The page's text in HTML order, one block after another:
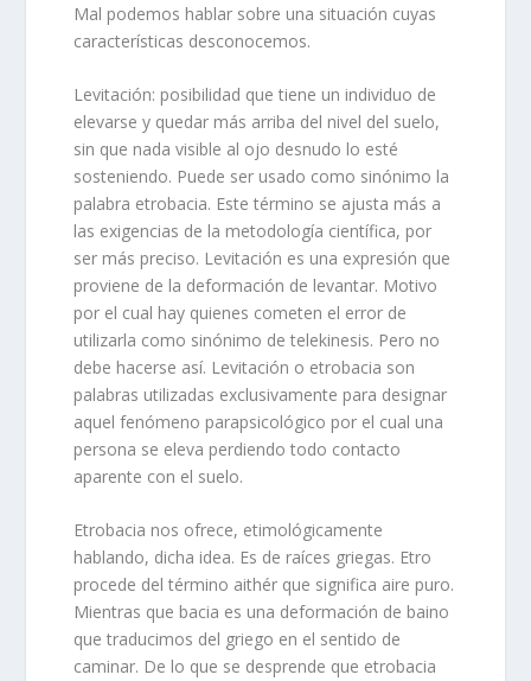
Mal podemos hablar sobre una situación cuyas
características desconocemos.
Levitación: posibilidad que tiene un individuo de
elevarse y quedar más arriba del nivel del suelo,
sin que nada visible al ojo desnudo lo esté
sosteniendo. Puede ser usado como sinónimo la
palabra etrobacia. Este término se ajusta más a
las exigencias de la metodología científica, por
ser más preciso. Levitación es una expresión que
proviene de la deformación de levantar. Motivo
por el cual hay quienes cometen el error de
utilizarla como sinónimo de telekinesis. Pero no
debe hacerse así. Levitación o etrobacia son
palabras utilizadas exclusivamente para designar
aquel fenómeno parapsicológico por el cual una
persona se eleva perdiendo todo contacto
aparente con el suelo.
Etrobacia nos ofrece, etimológicamente
hablando, dicha idea. Es de raíces griegas. Etro
procede del término aithér que significa aire puro.
Mientras que bacia es una deformación de baino
que traducimos del griego en el sentido de
caminar. De lo que se desprende que etrobacia